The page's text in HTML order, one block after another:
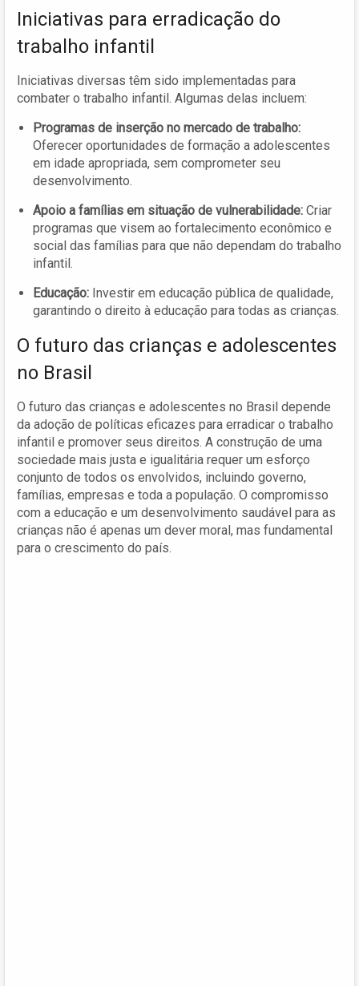
Iniciativas para erradicação do
trabalho infantil
Iniciativas diversas têm sido implementadas para
combater o trabalho infantil. Algumas delas incluem:
Programas de inserção no mercado de trabalho:
Oferecer oportunidades de formação a adolescentes
em idade apropriada, sem comprometer seu
desenvolvimento.
Apoio a famílias em situação de vulnerabilidade: Criar
programas que visem ao fortalecimento econômico e
social das famílias para que não dependam do trabalho
infantil.
Educação: Investir em educação pública de qualidade,
garantindo o direito à educação para todas as crianças.
O futuro das crianças e adolescentes
no Brasil
O futuro das crianças e adolescentes no Brasil depende
da adoção de políticas eficazes para erradicar o trabalho
infantil e promover seus direitos. A construção de uma
sociedade mais justa e igualitária requer um esforço
conjunto de todos os envolvidos, incluindo governo,
famílias, empresas e toda a população. O compromisso
com a educação e um desenvolvimento saudável para as
crianças não é apenas um dever moral, mas fundamental
para o crescimento do país.